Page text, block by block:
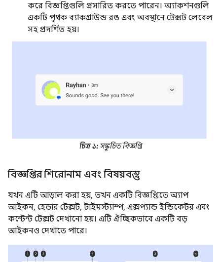
করে বিজ্ঞপ্তিগুলি প্রসারিত করতে পারেন। অ্যাকশনগুলি
একটি পৃথক ব্যাকগ্রাউন্ড রঙ এবং অবস্থানে টেক্সট লেবেল
সহ প্রদর্শিত হয়।
চিত্র ১:সঙ্কুচিত বিজ্ঞপ্তি
বিজ্ঞপ্তির শিরোনাম এবং বিষয়বস্তু
যখন এটি আড়াল করা হয়, তখন একটি বিজ্ঞপ্তিতে অ্যাপ
আইকন, হেডার টেক্সট, টাইমস্ট্যাম্প, এক্সপ্যান্ড ইন্ডিকেটর এবং
কন্টেন্ট টেক্সট দেখানো হয়। এটি ঐচ্ছিকভাবে একটি বড়
আইকনও দেখাতে পারে।